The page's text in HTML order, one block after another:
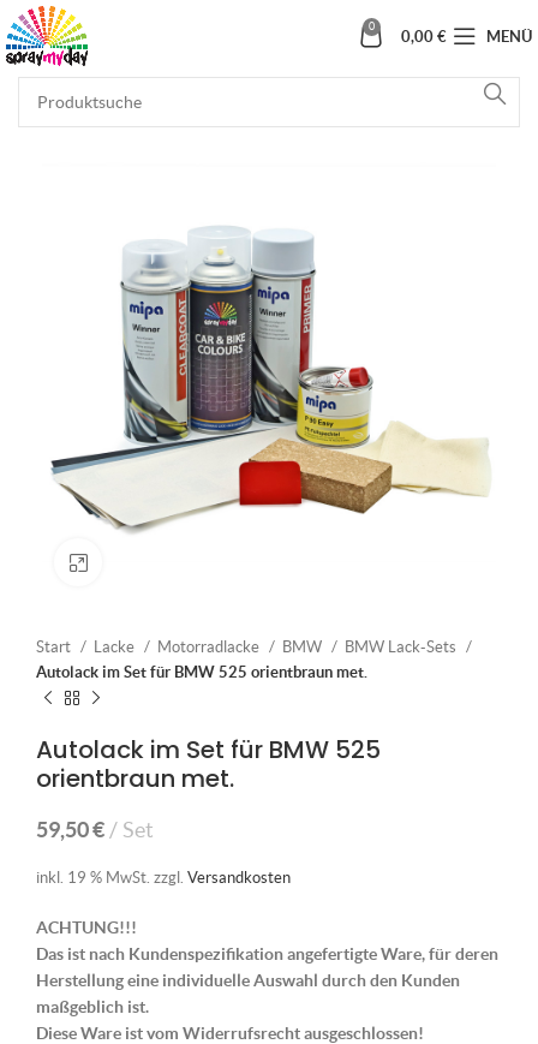
0
0,00 € MENÜ
Start Lacke Motorradlacke BMW
BMW Lack-Sets
Autolack im Set für BMW 525 orientbraun met.
Autolack im Set für BMW 525
orientbraun met.
59,50€ Set
inkl. 19 % MwSt. zzgl. Versandkosten
ACHTUNG!!!
Das ist nach Kundenspezifikation angefertigte Ware, für deren
Herstellung eine individuelle Auswahl durch den Kunden
maßgeblich ist.
Diese Ware ist vom Widerrufsrecht ausgeschlossen!